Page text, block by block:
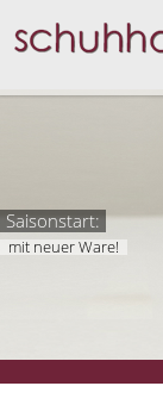
Saisonstart:
mit neuer Ware!